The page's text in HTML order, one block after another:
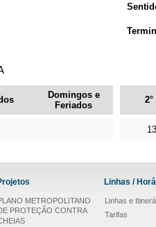
Domingos e
Feriados
2°
METROPOLITANO
PROTEÇÃO CONTRA
Linhas /
Linhas e
Tarifas